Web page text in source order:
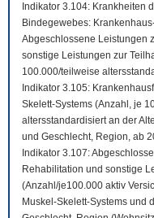
Indikator 3.104: Krankheiten
Bindegewebes:
Abgeschlossene Leistungen
sonstige Leistungen zur
100.000/teilweise
Indikator 3.105:
Skelett-Systems (Anzahl, je
altersstandardisiert an der
und Geschlecht, Region, ab
Indikator 3.107:
Rehabilitation und sonstige
(Anzahl/je100.000 aktiv
Muskel-Skelett-Systems und